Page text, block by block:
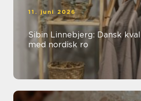
11. juni 2026
Sibin Linnebjerg: Dansk
med nordisk ro